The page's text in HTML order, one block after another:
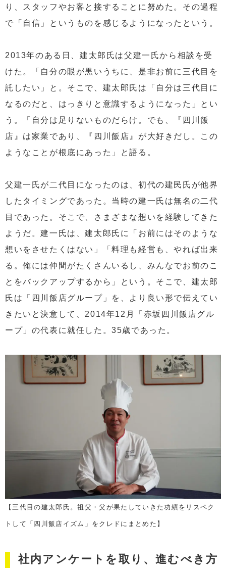
り、スタッフやお客と接することに努めた。その過程
で「自信」というものを感じるようになったという。
2013年のある日、建太郎氏は父建一氏から相談を受
けた。「自分の眼が黒いうちに、是非お前に三代目を
託したい」と。そこで、建太郎氏は「自分は三代目に
なるのだと、はっきりと意識するようになった」とい
う。「自分は足りないものだらけ。でも、『四川飯
店』は家業であり、『四川飯店』が大好きだし。この
ようなことが根底にあった」と語る。
父建一氏が二代目になったのは、初代の建民氏が他界
したタイミングであった。当時の建一氏は無名の二代
目であった。そこで、さまざまな想いを経験してきた
ようだ。建一氏は、建太郎氏に「お前にはそのような
想いをさせたくはない」「料理も経営も、やれば出来
る。俺には仲間がたくさんいるし、みんなでお前のこ
とをバックアップするから」という。そこで、建太郎
氏は「四川飯店グループ」を、より良い形で伝えてい
きたいと決意して、2014年12月「赤坂四川飯店グル
ープ」の代表に就任した。35歳であった。
【三代目の建太郎氏。祖父・父が果たしていきた功績をリスペク
トして「四川飯店イズム」をクレドにまとめた】
社内アンケートを取り、進むべき方